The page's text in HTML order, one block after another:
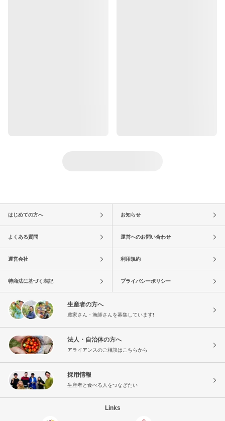
はじめての方へ お知らせ
よくある質問 運営へのお問い合わせ
運営会社 利用規約
特商法に基づく表記 プライバシーポリシー
生産者の方へ
農家さん・漁師さんを募集しています!
法人・自治体の方へ
アライアンスのご相談はこちらから
採用情報
生産者と食べる人をつなぎたい
Links